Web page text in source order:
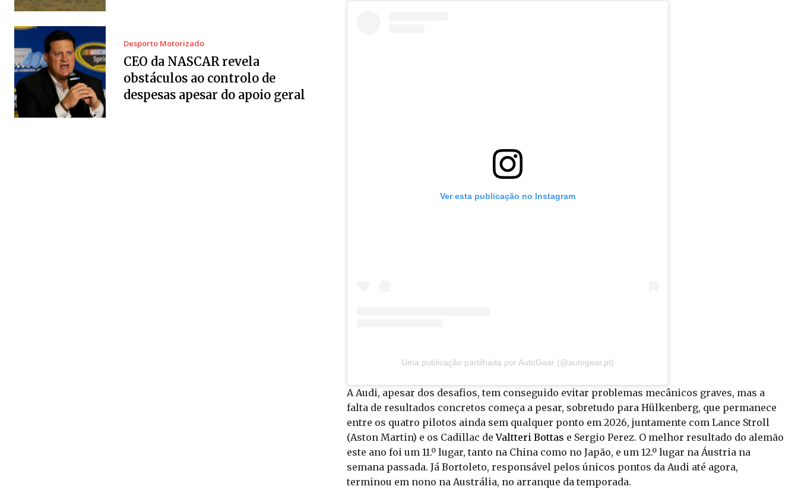
Desporto Motorizado
CEO da NASCAR revela
obstáculos ao controlo de
despesas apesar do apoio geral
Ver esta publicação no Instagram
Uma publicação partilhada por AutoGear (@autogear.pt)
A Audi, apesar dos desafios, tem conseguido evitar problemas mecânicos graves, mas a
falta de resultados concretos começa a pesar, sobretudo para Hülkenberg, que permanece
entre os quatro pilotos ainda sem qualquer ponto em 2026, juntamente com Lance Stroll
(Aston Martin) e os Cadillac deValtteri Bottas e Sergio Perez. O melhor resultado do alemão
este ano foi um 11.º lugar, tanto na China como no Japão, e um 12.º lugar na Áustria na
semana passada. Já Bortoleto, responsável pelos únicos pontos da Audi até agora,
terminou em nono na Austrália, no arranque da temporada.